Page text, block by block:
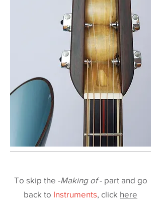
To skip the -Making of- part and go
back to Instruments, click here